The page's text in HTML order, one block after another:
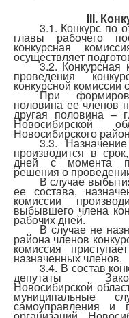
III.
3.1. Конкурс по
главы рабочего
конкурсная
осуществляет
3.2. Конкурсная
проведения
конкурсной комиссии
При
половина ее членов
другая половина –
Новосибирской
Новосибирского
3.3.
производится в
дней с момента
решения о
В случае
ее состава,
комиссии
выбывшего члена
рабочих дней.
В случае не
района членов
комиссия
назначенных членов.
3.4. В состав
депутаты
Новосибирской
муниципальные
самоуправления и